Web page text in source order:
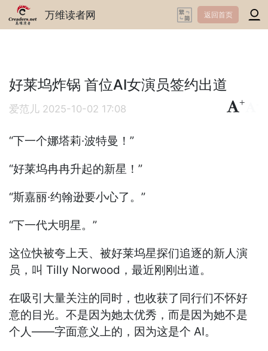
万维读者网 返回首页
好莱坞炸锅 首位AI女演员签约出道
爱范儿 2025-10-02 17:08
+
“下一个娜塔莉·波特曼！”
“好莱坞冉冉升起的新星！”
“斯嘉丽·约翰逊要小心了。”
“下一代大明星。”
这位快被夸上天、被好莱坞星探们追逐的新人演
员，叫 Tilly Norwood，最近刚刚出道。
在吸引大量关注的同时，也收获了同行们不怀好
意的目光。不是因为她太优秀，而是因为她不是
个人——字面意义上的，因为这是个 AI。